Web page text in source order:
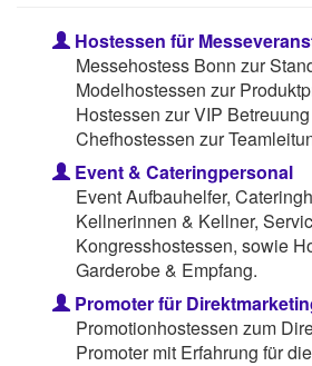
Hostessen für
Messehostess Bonn zur
Modelhostessen zur
Hostessen zur VIP
Chefhostessen zur
Event & Cateringpersonal
Event Aufbauhelfer,
Kellnerinnen & Kellner,
Kongresshostessen, sowie
Garderobe & Empfang.
Promoter für
Promotionhostessen zum
Promoter mit Erfahrung für